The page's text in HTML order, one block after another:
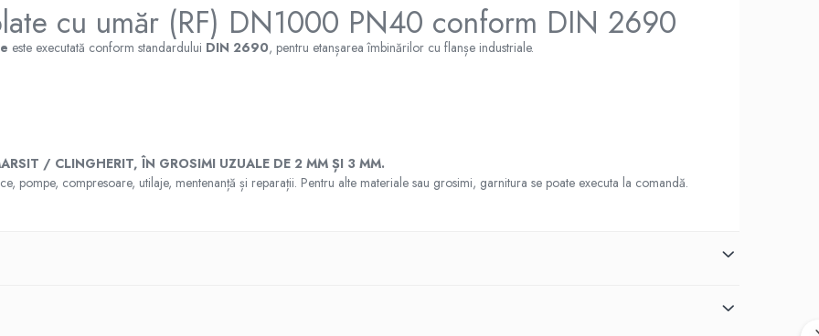
cu umăr (RF) DN1000 PN40 conform DIN 2690
este executată conform standardului DIN 2690, pentru etanșarea îmbinărilor cu flanșe industriale.
/ CLINGHERIT, ÎN GROSIMI UZUALE DE 2 MM ȘI 3 MM.
pompe, compresoare, utilaje, mentenanță și reparații. Pentru alte materiale sau grosimi, garnitura se poate executa la comandă.